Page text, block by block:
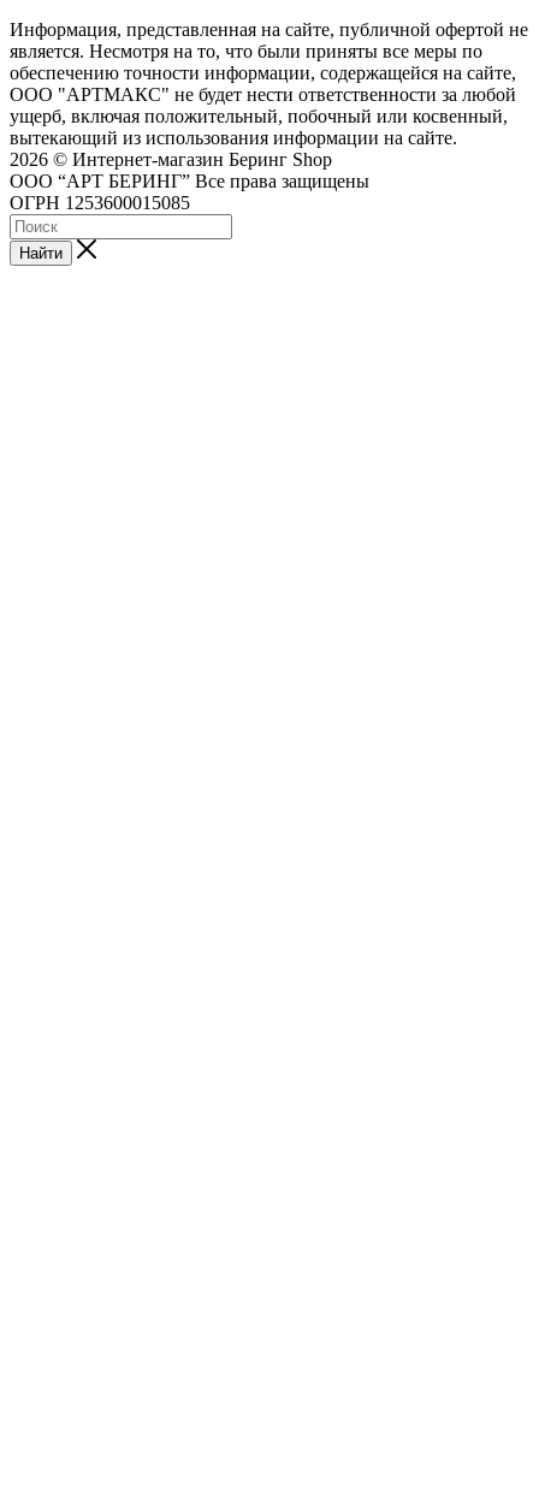
Информация, представленная на сайте, публичной офертой не
является. Несмотря на то, что были приняты все меры по
обеспечению точности информации, содержащейся на сайте,
ООО "АРТМАКС" не будет нести ответственности за любой
ущерб, включая положительный, побочный или косвенный,
вытекающий из использования информации на сайте.
2026 © Интернет-магазин Беринг Shop
ООО “АРТ БЕРИНГ” Все права защищены
ОГРН 1253600015085
Найти